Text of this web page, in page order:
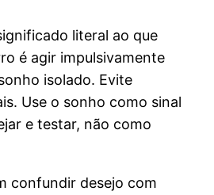
literal ao que
é agir impulsivamente
isolado. Evite
Use o sonho como sinal
e testar, não como
confundir desejo com